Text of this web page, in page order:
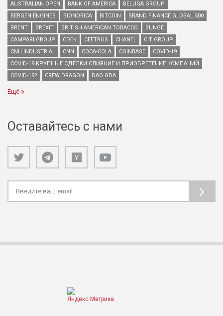
AUSTRALIAN OPEN
BANK OF AMERICA
BELUGA GROUP
BERGEN ENGINES
BIONORICA BITCOIN
BRAND FINANCE GLOBAL 500
BRENT
BREXIT BRITISH AMERICAN TOBACCO
BUNGE
CAMPARI GROUP
CDEK CEETRUS CHANEL
CITIGROUP
CNH INDUSTRIAL
CNN COCA-COLA COINBASE
COVID-19
COVID-19 КРУПНЫЕ СДЕЛКИ СЛИЯНИЕ И ПРИОБРЕТЕНИЕ КОМПАНИЙ
COVID-19?
CREW DRAGON DAO GDA
Ещё
Оставайтесь с нами